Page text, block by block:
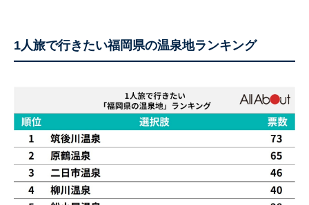
1人旅で行きたい福岡県の温泉地ランキング